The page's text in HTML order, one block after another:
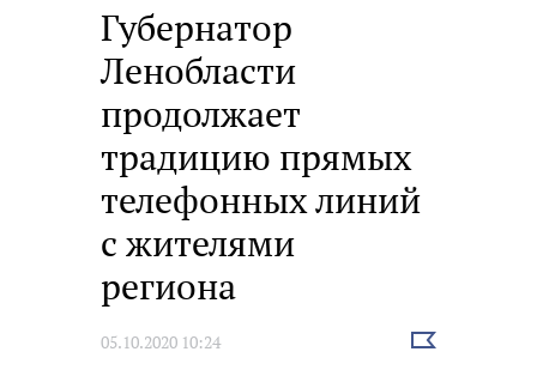
Губернатор
Ленобласти
продолжает
традицию прямых
телефонных линий
с жителями
региона
05.10.2020 10:24
Выбрать